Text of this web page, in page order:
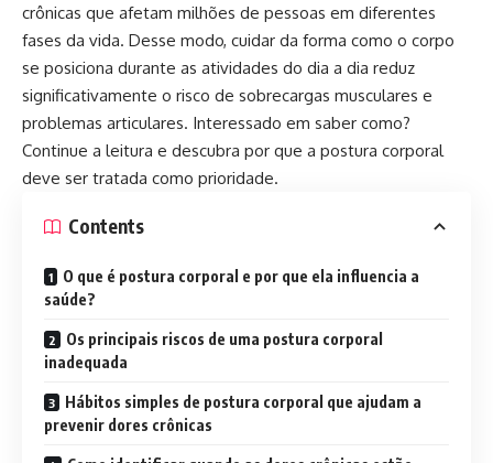
crônicas que afetam milhões de pessoas em diferentes
fases da vida. Desse modo, cuidar da forma como o corpo
se posiciona durante as atividades do dia a dia reduz
significativamente o risco de sobrecargas musculares e
problemas articulares. Interessado em saber como?
Continue a leitura e descubra por que a postura corporal
deve ser tratada como prioridade.
Contents
O que é postura corporal e por que ela influencia a
saúde?
Os principais riscos de uma postura corporal
inadequada
Hábitos simples de postura corporal que ajudam a
prevenir dores crônicas